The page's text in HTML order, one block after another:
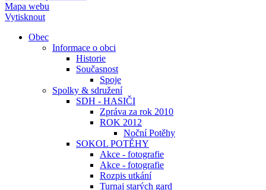
Mapa webu
Vytisknout
Obec
Informace o obci
Historie
Současnost
Spoje
Spolky & sdružení
SDH - HASIČI
Zpráva za rok 2010
ROK 2012
Noční Potěhy
SOKOL POTĚHY
Akce - fotografie
Akce - fotografie
Rozpis utkání
Turnaj starých gard